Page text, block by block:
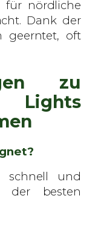
für nördliche
Dank der
geerntet, oft
zu
schnell und
der besten